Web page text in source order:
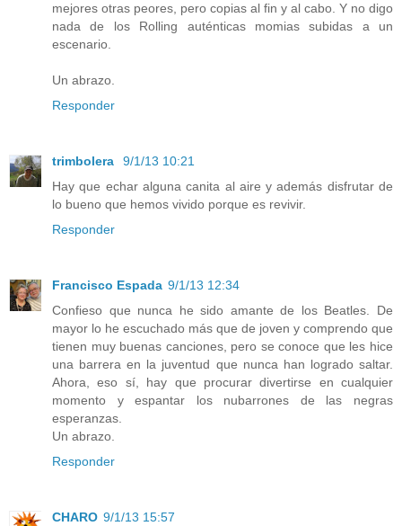
mejores otras peores, pero copias al fin y al cabo. Y no digo
nada de los Rolling auténticas momias subidas a un
escenario.
Un abrazo.
Responder
trimbolera
9/1/13 10:21
Hay que echar alguna canita al aire y además disfrutar de
lo bueno que hemos vivido porque es revivir.
Responder
Francisco Espada 9/1/13 12:34
Confieso que nunca he sido amante de los Beatles. De
mayor lo he escuchado más que de joven y comprendo que
tienen muy buenas canciones, pero se conoce que les hice
una barrera en la juventud que nunca han logrado saltar.
Ahora, eso sí, hay que procurar divertirse en cualquier
momento y espantar los nubarrones de las negras
esperanzas.
Un abrazo.
Responder
CHARO 9/1/13 15:57